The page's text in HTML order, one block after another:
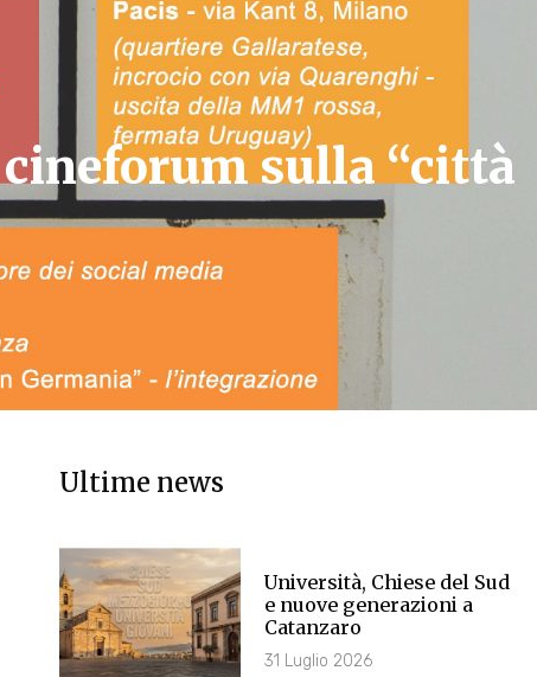
sulla “città
Ultime news
Università, Chiese del Sud
e nuove generazioni a
Catanzaro
31 Luglio 2026